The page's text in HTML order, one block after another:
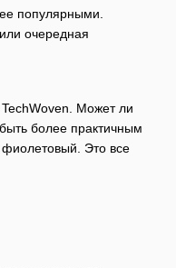
популярными.
очередная
Может ли
более практичным
фиолетовый. Это все